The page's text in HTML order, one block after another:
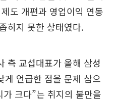
도 개편과 영업이익 연동
히지 못한 상태였다.
측 교섭대표가 올해 삼성
게 언급한 점을 문제 삼으
크다”는 취지의 불만을